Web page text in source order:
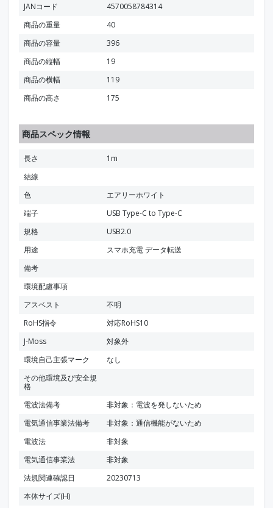
JANコード
4570058784314
商品の重量
40
商品の容量
396
商品の縦幅
19
商品の横幅
119
商品の高さ
175
商品スペック情報
長さ
1m
結線
色
エアリーホワイト
端子
USB Type-C to Type-C
規格
USB2.0
用途
スマホ充電 データ転送
備考
環境配慮事項
アスベスト
不明
RoHS指令
対応RoHS10
J-Moss
対象外
環境自己主張マーク
なし
その他環境及び安全規
格
電波法備考
非対象：電波を発しないため
電気通信事業法備考
非対象：通信機能がないため
電波法
非対象
電気通信事業法
非対象
法規関連確認日
20230713
本体サイズ(H)